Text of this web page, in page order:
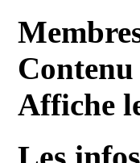
Contenu
Affiche